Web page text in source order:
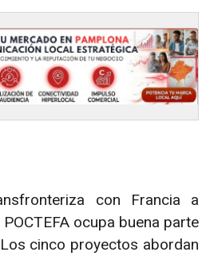
con Francia a
ocupa buena parte
cinco proyectos abordan